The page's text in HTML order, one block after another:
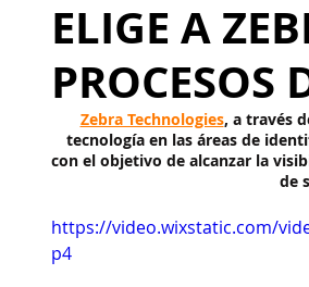
ELIGE A
PROCESOS
Zebra Technologies, a través
tecnología en las áreas de
con el objetivo de alcanzar la
de
https://video.wixstatic.com/
p4